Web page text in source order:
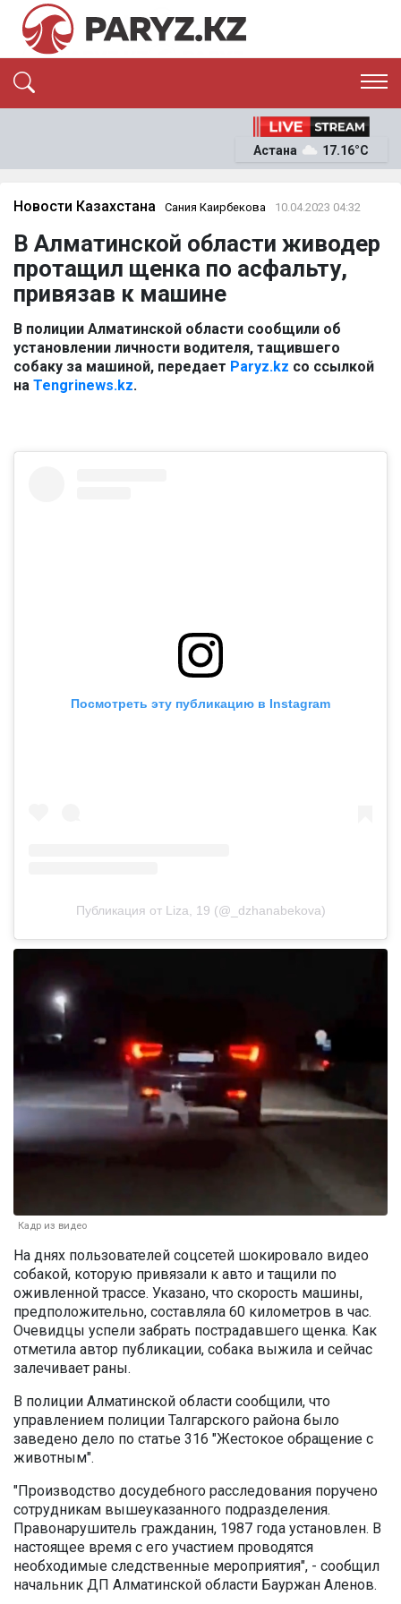
ЭКОНОМИКА
ОҚИҒА
News
Астана 17.16°C
Новости Казахстана Сания Каирбекова 10.04.2023 04:32
В Алматинской области живодер
протащил щенка по асфальту,
привязав к машине
В полиции Алматинской области сообщили об
установлении личности водителя, тащившего
собаку за машиной, передает Paryz.kz со ссылкой
на Tengrinews.kz.
Посмотреть эту публикацию в Instagram
Публикация от Liza, 19 (@_dzhanabekova)
Кадр из видео
На днях пользователей соцсетей шокировало видео
собакой, которую привязали к авто и тащили по
оживленной трассе. Указано, что скорость машины,
предположительно, составляла 60 километров в час.
Очевидцы успели забрать пострадавшего щенка. Как
отметила автор публикации, собака выжила и сейчас
залечивает раны.
В полиции Алматинской области сообщили, что
управлением полиции Талгарского района было
заведено дело по статье 316 "Жестокое обращение с
животным".
"Производство досудебного расследования поручено
сотрудникам вышеуказанного подразделения.
Правонарушитель гражданин, 1987 года установлен. В
настоящее время с его участием проводятся
необходимые следственные мероприятия", - сообщил
начальник ДП Алматинской области Бауржан Аленов.